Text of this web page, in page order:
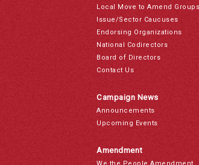
Local Move to Amend Groups
Issue/Sector Caucuses
Endorsing Organizations
National Codirectors
Board of Directors
Contact Us
Campaign News
Announcements
Upcoming Events
Amendment